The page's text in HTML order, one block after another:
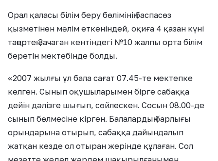
Орал қаласы білім беру бөлімінің баспасөз
қызметінен мәлім еткеніндей, оқиға 4 қазан күні
таңертең Зачаган кентіндегі №10 жалпы орта білім
беретін мектебінде болды.
«2007 жылғы ұл бала сағат 07.45-те мектепке
келген. Сынып оқушыларымен бірге сабаққа
дейін дәлізге шығып, сөйлескен. Сосын 08.00-де
сынып бөлмесіне кірген. Балалардың барлығы
орындарына отырып, сабаққа дайындалып
жатқан кезде ол отыран жерінде құлаған. Сол